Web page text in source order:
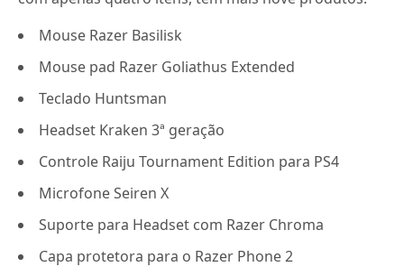
Mouse Razer Basilisk
Mouse pad Razer Goliathus Extended
Teclado Huntsman
Headset Kraken 3ª geração
Controle Raiju Tournament Edition para PS4
Microfone Seiren X
Suporte para Headset com Razer Chroma
Capa protetora para o Razer Phone 2